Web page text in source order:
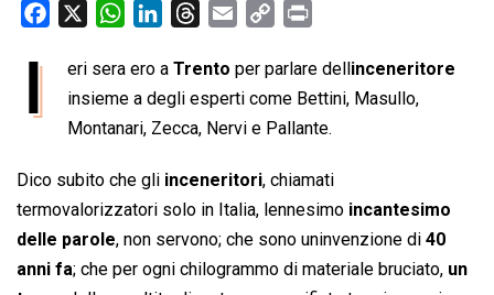
o
k
W
a
t
s
p
p
n
k
e
I
n
r
e
a
s
a
i
l
p
y
L
n
k
i
n
t
I eri sera ero a Trento per parlare dell inceneritore
insieme a degli esperti come Bettini, Masullo,
Montanari, Zecca, Nervi e Pallante.
Dico subito che gli inceneritori, chiamati
termovalorizzatori solo in Italia, lennesimo incantesimo
delle parole, non servono; che sono uninvenzione di 40
anni fa; che per ogni chilogrammo di materiale bruciato, un